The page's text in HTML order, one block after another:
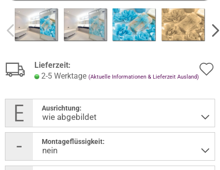
Lieferzeit:
2-5 Werktage (Aktuelle Informationen & Lieferzeit Ausland)
Ausrichtung:
Montageflüssigkeit: